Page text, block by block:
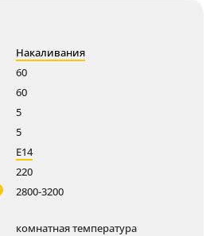
Накаливания
60
60
5
5
E14
220
2800-3200
комнатная температура